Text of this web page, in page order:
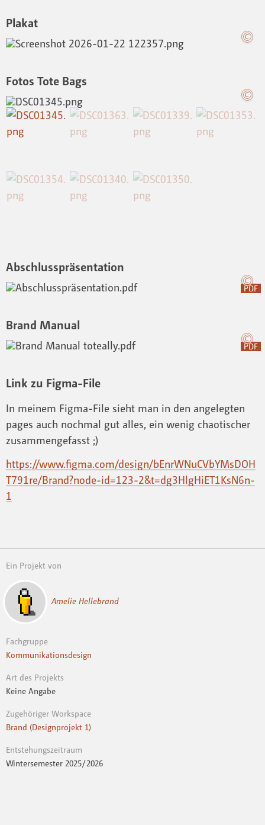
Plakat
Fotos Tote Bags
Abschlusspräsentation
PDF
Brand Manual
PDF
Link zu Figma-File
In meinem Figma-File sieht man in den angelegten
pages auch nochmal gut alles, ein wenig chaotischer
zusammengefasst ;)
https://www.figma.com/design/bEnrWNuCVbYMsDOH
T791re/Brand?node-id=123-2&t=dg3HlgHiET1KsN6n-
1
Ein Projekt von
Amelie Hellebrand
Fachgruppe
Kommunikationsdesign
Art des Projekts
Keine Angabe
Zugehöriger Workspace
Brand (Designprojekt 1)
Entstehungszeitraum
Wintersemester 2025 / 2026